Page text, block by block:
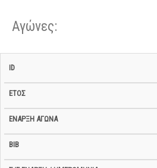
Αγώνες:
Αγώνα